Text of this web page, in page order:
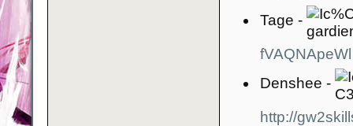
Tage -
Denshee -
http://